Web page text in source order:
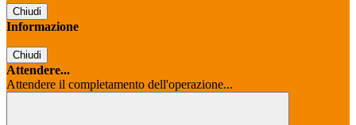
Chiudi
Informazione
Chiudi
Attendere...
Attendere il completamento dell'operazione...